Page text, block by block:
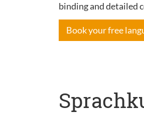
binding and detailed
Book your free